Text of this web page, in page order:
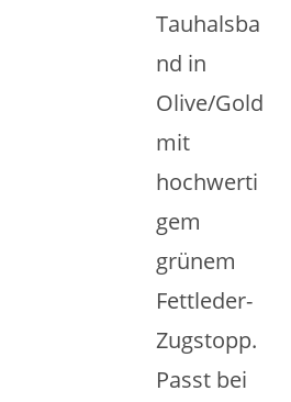
Tauhalsba
nd in
Olive/Gold
mit
hochwerti
gem
grünem
Fettleder-
Zugstopp.
Passt bei